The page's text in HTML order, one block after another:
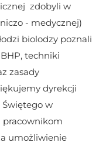
zdobyli w
- medycznej)
biolodzy poznali
techniki
zasady
dyrekcji
Świętego w
pracownikom
umożliwienie